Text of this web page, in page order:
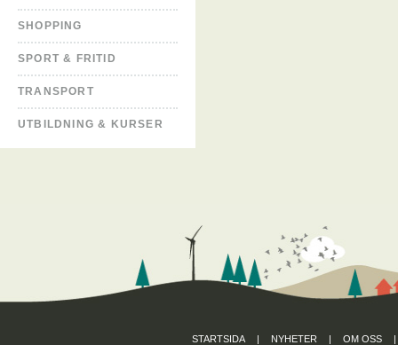
SHOPPING
SPORT & FRITID
TRANSPORT
UTBILDNING & KURSER
STARTSIDA | NYHETER | OM OSS |